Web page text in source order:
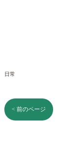
日常
< 前のページ